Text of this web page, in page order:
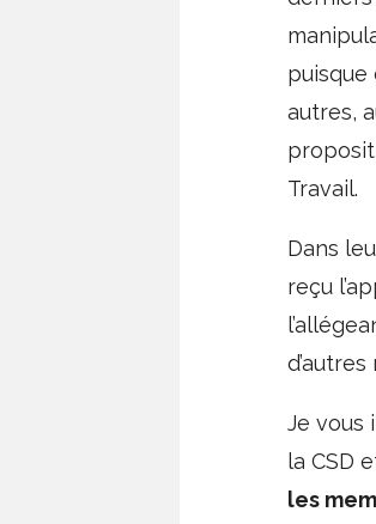
puisque
autres,
Travail.
Dans
reçu
d’autres
Je vous
la CSD
les